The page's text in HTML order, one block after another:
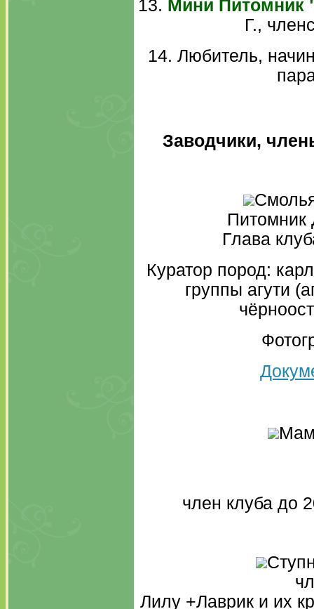
13. Мини Питомник
Г.,
14. Любитель,
Заводчики,
Питомник
Глава
Куратор пород:
группы агути
член клуба до
Лилу +Лаврик и их